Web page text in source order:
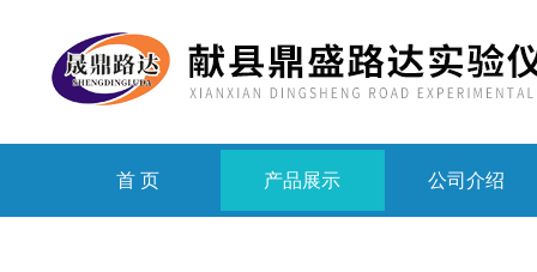
首 页 产品展示 公司介绍